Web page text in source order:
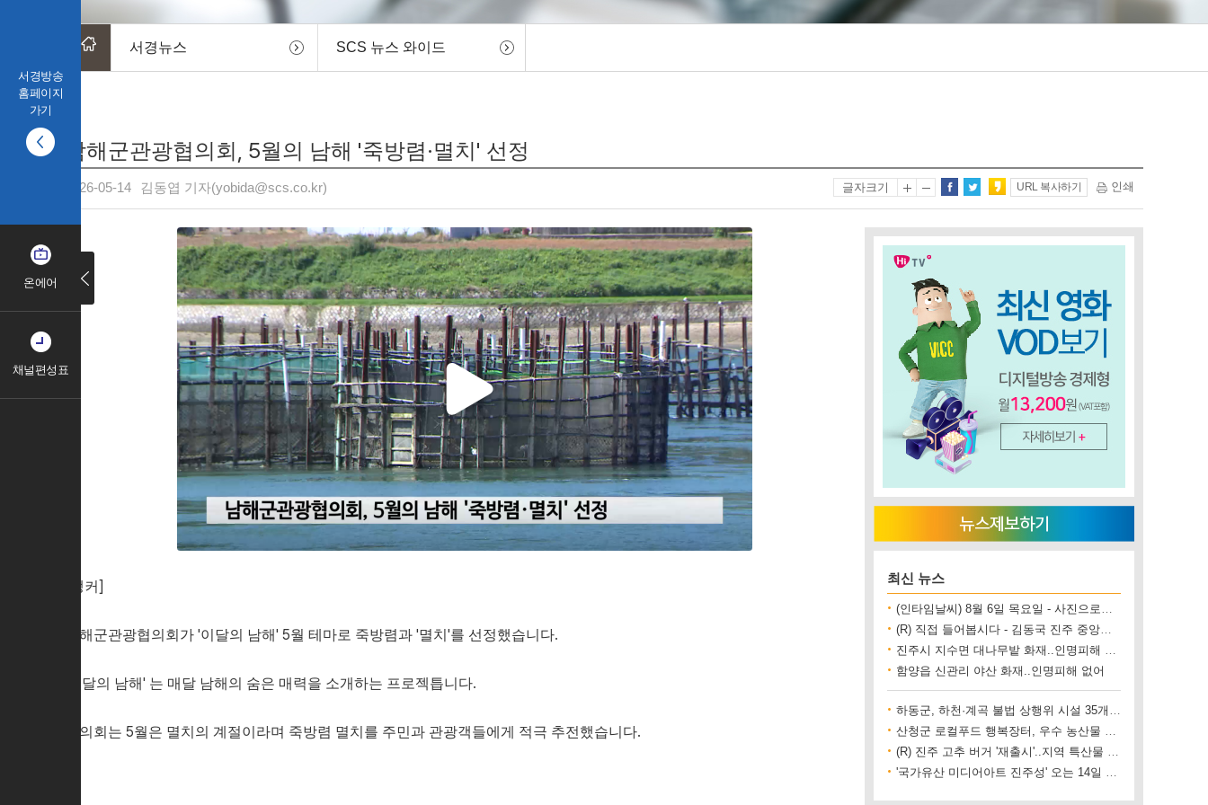
서경방송
홈페이지
가기
온에어
채널편성표
서경뉴스 SCS 뉴스 와이드
남해군관광협의회, 5월의 남해 '죽방렴·멸치' 선정
2026-05-14 김동엽 기자(yobida@scs.co.kr) 글자크기 URL 복사하기 인쇄
[앵커]
남해군관광협의회가 '이달의 남해' 5월 테마로 죽방렴과 '멸치'를 선정했습니다.
'이달의 남해' 는 매달 남해의 숨은 매력을 소개하는 프로젝틉니다.
협의회는 5월은 멸치의 계절이라며 죽방렴 멸치를 주민과 관광객들에게 적극 추전했습니다.
최신 뉴스
(인타임날씨) 8월 6일 목요일 - 사진으로보는 날씨
(R) 직접 들어봅시다 - 김동국 진주 중앙시장 상인회장
진주시 지수면 대나무밭 화재..인명피해 없어
함양읍 신관리 야산 화재..인명피해 없어
하동군, 하천·계곡 불법 상행위 시설 35개소 철거
산청군 로컬푸드 행복장터, 우수 농산물 직거래 사업장 인증
(R) 진주 고추 버거 '재출시'..지역 특산물 홍보 기대
'국가유산 미디어아트 진주성' 오는 14일 개막